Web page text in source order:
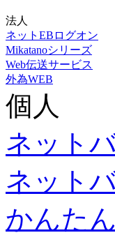
法人
ネットEB ログオン
Mikatanoシリーズ
Web伝送サービス
外為WEB
個人
ネット
ネット
かんた